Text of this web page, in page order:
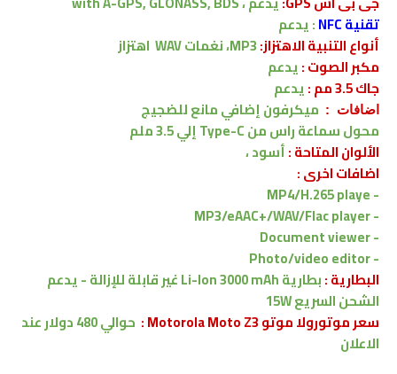
ﺗﻘﻨﻴﺔ NFC
:يدعم
أنواع التنبية الاهتزاز:
اهتزاز
مكبر الصوت :يدعم
جاك 3.5 مم :
يدعم
اضافات : ميكرفون إضافي مانع للضجيج
محول سماعة راس من Type-C إلي 3.5 ملم
الألوان المتاحة :أسود ،
اضافات اخرى :
-
MP4/H.265 playe
-
MP3/eAAC+/WAV/Flac player
- Document viewer
- Photo/video editor
البطارية :بطارية Li-Ion 3000 mAh غير قابلة للإزالة -
يدعم
الشحن السريع 15W
سعر موتورولا موتو Motorola Moto Z3 :
حوالي 480 دولار
عند
الاعلان